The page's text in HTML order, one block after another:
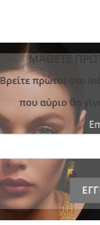
ΜΑΘΕΤΕ
Bρείτε πρώτοι στο
που αύριο θα